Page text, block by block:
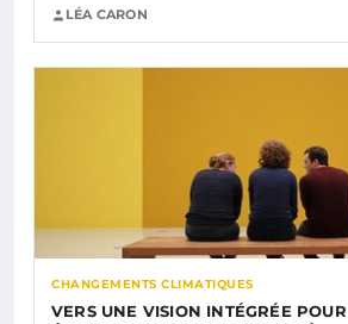
LÉA CARON
CHANGEMENTS CLIMATIQUES
VERS UNE VISION INTÉGRÉE